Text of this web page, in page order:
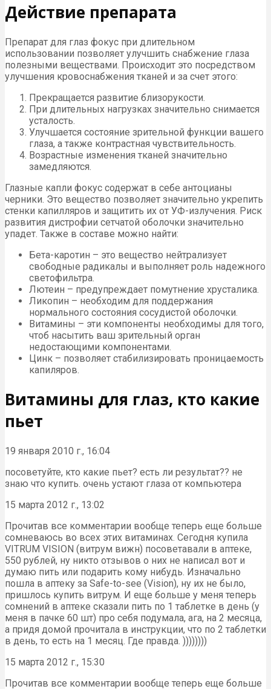
Действие препарата
Препарат для глаз фокус при длительном
использовании позволяет улучшить снабжение глаза
полезными веществами. Происходит это посредством
улучшения кровоснабжения тканей и за счет этого:
Прекращается развитие близорукости.
При длительных нагрузках значительно снимается
усталость.
Улучшается состояние зрительной функции вашего
глаза, а также контрастная чувствительность.
Возрастные изменения тканей значительно
замедляются.
Глазные капли фокус содержат в себе антоцианы
черники. Это вещество позволяет значительно укрепить
стенки капилляров и защитить их от УФ-излучения. Риск
развития дистрофии сетчатой оболочки значительно
упадет. Также в составе можно найти:
Бета-каротин – это вещество нейтрализует
свободные радикалы и выполняет роль надежного
светофильтра.
Лютеин – предупреждает помутнение хрусталика.
Ликопин – необходим для поддержания
нормального состояния сосудистой оболочки.
Витамины – эти компоненты необходимы для того,
чтоб насытить ваш зрительный орган
недостающими компонентами.
Цинк – позволяет стабилизировать проницаемость
капиляров.
Витамины для глаз, кто какие
пьет
19 января 2010 г., 16:04
посоветуйте, кто какие пьет? есть ли результат?? не
знаю что купить. очень устают глаза от компьютера
15 марта 2012 г., 13:02
Прочитав все комментарии вообще теперь еще больше
сомневаюсь во всех этих витаминах. Сегодня купила
VITRUM VISION (витрум вижн) посоветавали в аптеке,
550 рублей, ну никто отзывов о них не написал вот и
думаю пить или подарить кому нибудь. Изначально
пошла в аптеку за Safe-to-see (Vision), ну их не было,
пришлось купить витрум. И еще больше у меня теперь
сомнений в аптеке сказали пить по 1 таблетке в день (у
меня в пачке 60 шт) про себя подумала, ага, на 2 месяца,
а придя домой прочитала в инструкции, что по 2 таблетки
в день, то есть на 1 месяц. Где правда. ))))))))
15 марта 2012 г., 15:30
Прочитав все комментарии вообще теперь еще больше